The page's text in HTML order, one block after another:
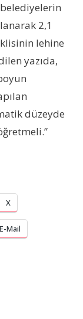
2,1
lehine
yazıda,
düzeyde
X
E-Mail